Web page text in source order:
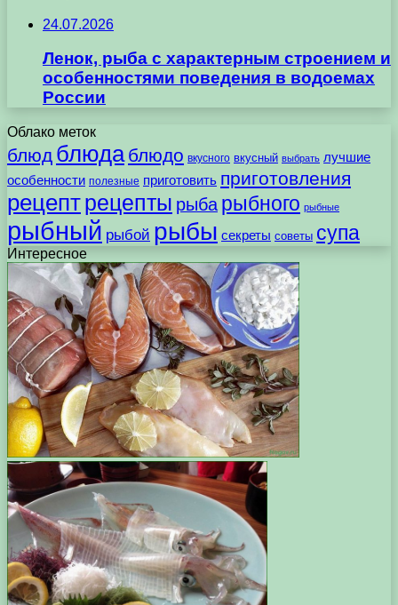
24.07.2026
Ленок, рыба с характерным строением и
особенностями поведения в водоемах
России
Облако меток
блюд блюда блюдо вкусного вкусный выбрать лучшие
особенности полезные приготовить приготовления
рецептрецепты рыба рыбного рыбные
рыбный рыбой рыбы секреты советы супа
Интересное